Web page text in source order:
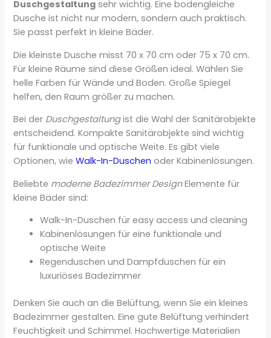
Duschgestaltung sehr wichtig. Eine bodengleiche
Dusche ist nicht nur modern, sondern auch praktisch.
Sie passt perfekt in kleine Bäder.
Die kleinste Dusche misst 70 x 70 cm oder 75 x 70 cm.
Für kleine Räume sind diese Größen ideal. Wählen Sie
helle Farben für Wände und Boden. Große Spiegel
helfen, den Raum größer zu machen.
Bei der Duschgestaltungist die Wahl der Sanitärobjekte
entscheidend. Kompakte Sanitärobjekte sind wichtig
für funktionale und optische Weite. Es gibt viele
Optionen, wieWalk-In-Duschen oder Kabinenlösungen.
Beliebte moderne Badezimmer DesignElemente für
kleine Bäder sind:
Walk-In-Duschen für easy access und cleaning
Kabinenlösungen für eine funktionale und
optische Weite
Regenduschen und Dampfduschen für ein
luxuriöses Badezimmer
Denken Sie auch an die Belüftung, wenn Sie ein kleines
Badezimmer gestalten. Eine gute Belüftung verhindert
Feuchtigkeit und Schimmel. Hochwertige Materialien